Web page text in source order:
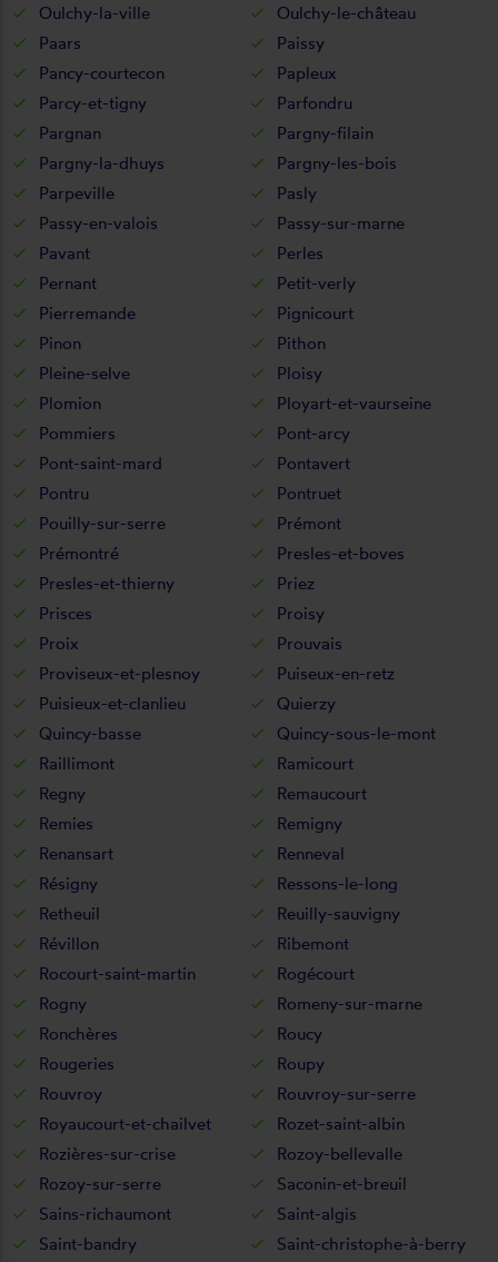
Oulchy-la-ville
Oulchy-le-château
Paars
Paissy
Pancy-courtecon
Papleux
Parcy-et-tigny
Parfondru
Pargnan
Pargny-filain
Pargny-la-dhuys
Pargny-les-bois
Parpeville
Pasly
Passy-en-valois
Passy-sur-marne
Pavant
Perles
Pernant
Petit-verly
Pierremande
Pignicourt
Pinon
Pithon
Pleine-selve
Ploisy
Plomion
Ployart-et-vaurseine
Pommiers
Pont-arcy
Pont-saint-mard
Pontavert
Pontru
Pontruet
Pouilly-sur-serre
Prémont
Prémontré
Presles-et-boves
Presles-et-thierny
Priez
Prisces
Proisy
Proix
Prouvais
Proviseux-et-plesnoy
Puiseux-en-retz
Puisieux-et-clanlieu
Quierzy
Quincy-basse
Quincy-sous-le-mont
Raillimont
Ramicourt
Regny
Remaucourt
Remies
Remigny
Renansart
Renneval
Résigny
Ressons-le-long
Retheuil
Reuilly-sauvigny
Révillon
Ribemont
Rocourt-saint-martin
Rogécourt
Rogny
Romeny-sur-marne
Ronchères
Roucy
Rougeries
Roupy
Rouvroy
Rouvroy-sur-serre
Royaucourt-et-chailvet
Rozet-saint-albin
Rozières-sur-crise
Rozoy-bellevalle
Rozoy-sur-serre
Saconin-et-breuil
Sains-richaumont
Saint-algis
Saint-bandry
Saint-christophe-à-berry